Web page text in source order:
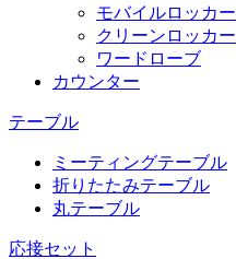
モバイルロッカー
クリーンロッカー
ワードローブ
カウンター
テーブル
ミーティングテーブル
折りたたみテーブル
丸テーブル
応接セット